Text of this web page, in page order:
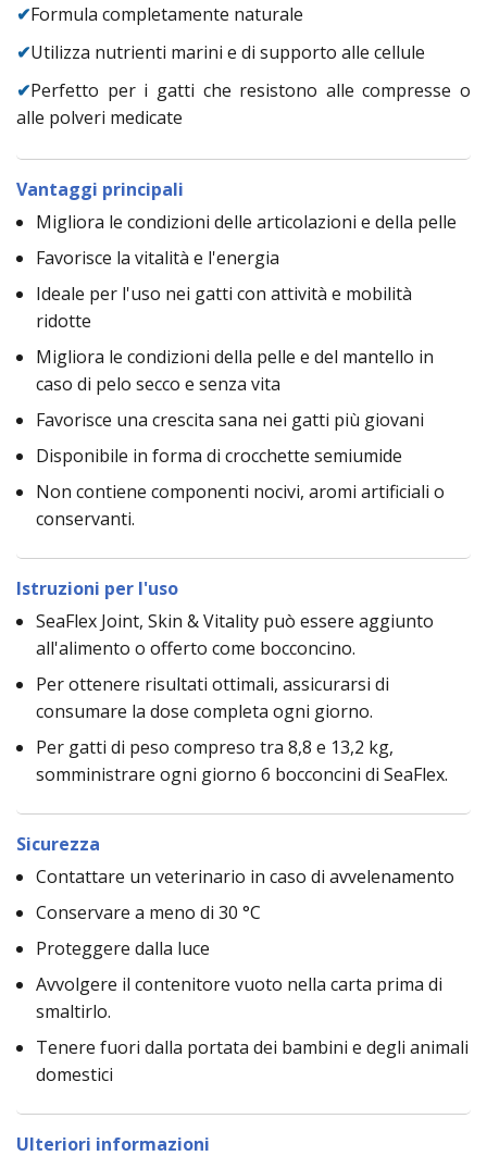
✔Formula completamente naturale
✔Utilizza nutrienti marini e di supporto alle cellule
✔Perfetto per i gatti che resistono alle compresse o
alle polveri medicate
Vantaggi principali
Migliora le condizioni delle articolazioni e della pelle
Favorisce la vitalità e l'energia
Ideale per l'uso nei gatti con attività e mobilità
ridotte
Migliora le condizioni della pelle e del mantello in
caso di pelo secco e senza vita
Favorisce una crescita sana nei gatti più giovani
Disponibile in forma di crocchette semiumide
Non contiene componenti nocivi, aromi artificiali o
conservanti.
Istruzioni per l'uso
SeaFlex Joint, Skin & Vitality può essere aggiunto
all'alimento o offerto come bocconcino.
Per ottenere risultati ottimali, assicurarsi di
consumare la dose completa ogni giorno.
Per gatti di peso compreso tra 8,8 e 13,2 kg,
somministrare ogni giorno 6 bocconcini di SeaFlex.
Sicurezza
Contattare un veterinario in caso di avvelenamento
Conservare a meno di 30 °C
Proteggere dalla luce
Avvolgere il contenitore vuoto nella carta prima di
smaltirlo.
Tenere fuori dalla portata dei bambini e degli animali
domestici
Ulteriori informazioni